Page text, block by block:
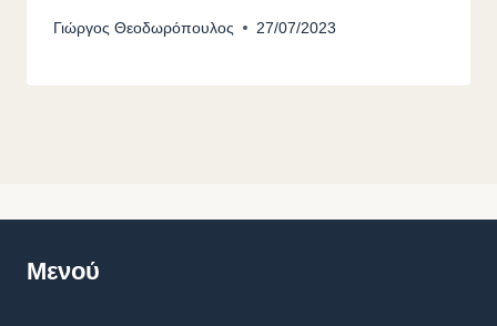
Γιώργος Θεοδωρόπουλος 27/07/2023
Μενού